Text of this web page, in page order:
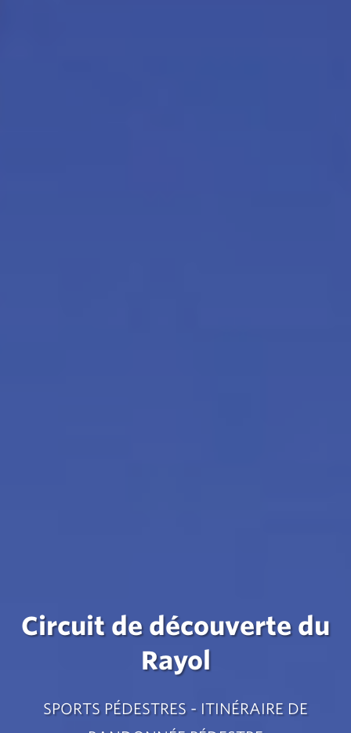
Circuit de découverte du
Rayol
SPORTS PÉDESTRES - ITINÉRAIRE DE